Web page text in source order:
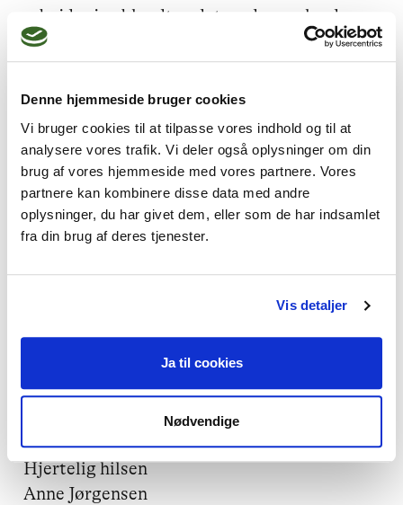
Denne hjemmeside bruger cookies
Vi bruger cookies til at tilpasse vores indhold og til at
analysere vores trafik. Vi deler også oplysninger om din
brug af vores hjemmeside med vores partnere. Vores
partnere kan kombinere disse data med andre
oplysninger, du har givet dem, eller som de har indsamlet
fra din brug af deres tjenester.
Vis detaljer
Ja til cookies
Nødvendige
arbejder jeg blandt andet med manglende
nærvær og intimitet, fastlåste konflikter,
utroskab, brud, mægling, skilsmisse og
interkulturelle udfordringer. Fokus er at
der sker mellem jer, og finde ud af, om der er
vej til mere ærlig kontakt, forståelse og
bevægelse.
Jeg har lokaler på Østerbro i København og
Du er velkommen til at booke en gratis
afklarende samtale. Så kan vi skabe lidt
mere kontakt og mærke, om det føles rigtigt
at arbejde sammen.
Hjertelig hilsen
Anne Jørgensen